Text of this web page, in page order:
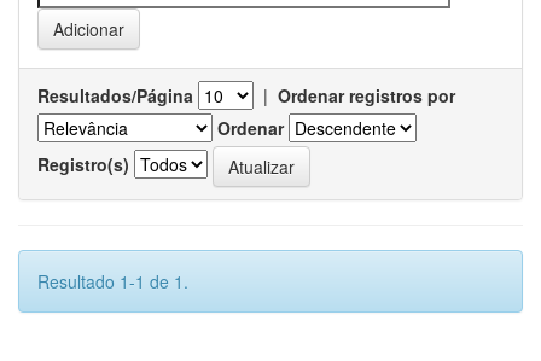
Resultados/Página | Ordenar registros por
Ordenar
Registro(s)
Resultado 1-1 de 1.